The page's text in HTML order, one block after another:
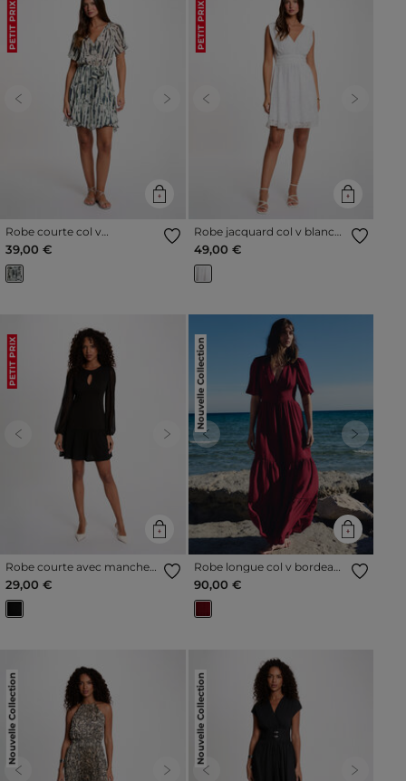
PETIT PRIX
Previous Next
Robe courte col v
multicolore femme
39,00 €
PETIT PRIX
Previous Next
Robe jacquard col v blanc
femme
49,00 €
PETIT PRIX
Previous Next
Robe courte avec manches
transparentes noir femme
29,00 €
Nouvelle Collection
Previous Next
Robe longue col v bordeaux
femme
90,00 €
Nouvelle Collection
Previous Next
Nouvelle Collection
Previous Next